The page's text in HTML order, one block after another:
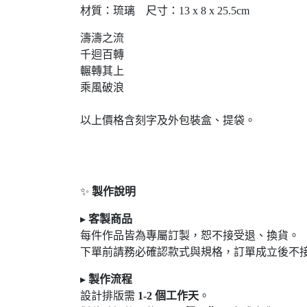
材質：琉璃 尺寸：13 x 8 x 25.5cm
濤濤之流
千迴百轉
輾轉其上
乘風破浪
以上價格含刻字及外包裝盒、提袋。
✨ 製作說明
▸ 客製商品
每件作品皆為專屬訂製，恕不接受退 、換貨。
下單前請務必確認款式與規格，訂單成立後不
▸ 製作流程
設計排版需 1-2 個工作天 。